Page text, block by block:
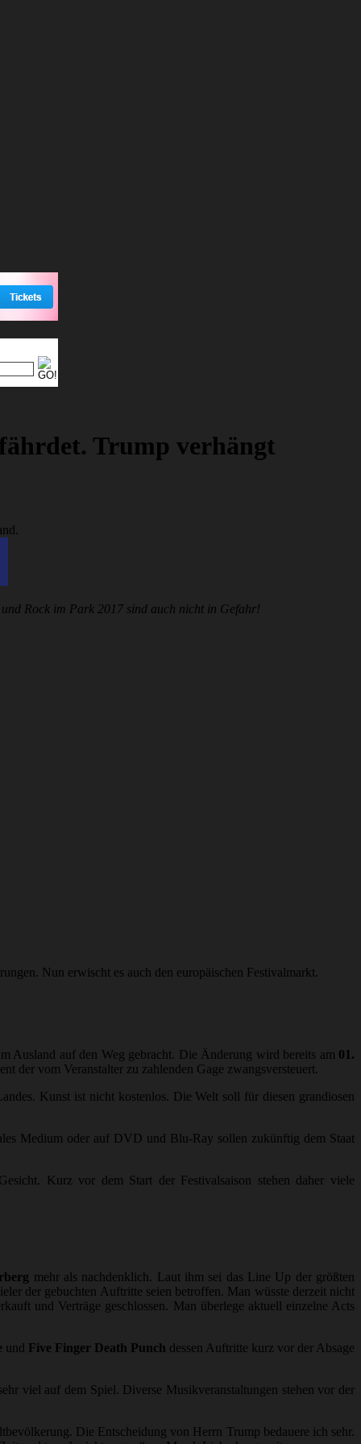
Trump verhängt
Rock im Park 2017 sind auch nicht in Gefahr!
Nun erwischt es auch den europäischen Festivalmarkt.
Ausland auf den Weg gebracht. Die Änderung wird bereits am 01.
der vom Veranstalter zu zahlenden Gage zwangsversteuert.
Kunst ist nicht kostenlos. Die Welt soll für diesen grandiosen
Medium oder auf DVD und Blu-Ray sollen zukünftig dem Staat
Kurz vor dem Start der Festivalsaison stehen daher viele
mehr als nachdenklich. Laut ihm sei das Line Up der größten
der gebuchten Auftritte seien betroffen. Man wüsste derzeit nicht
und Verträge geschlossen. Man überlege aktuell einzelne Acts
und Five Finger Death Punch dessen Auftritte kurz vor der Absage
viel auf dem Spiel. Diverse Musikveranstaltungen stehen vor der
Die Entscheidung von Herrn Trump bedauere ich sehr.